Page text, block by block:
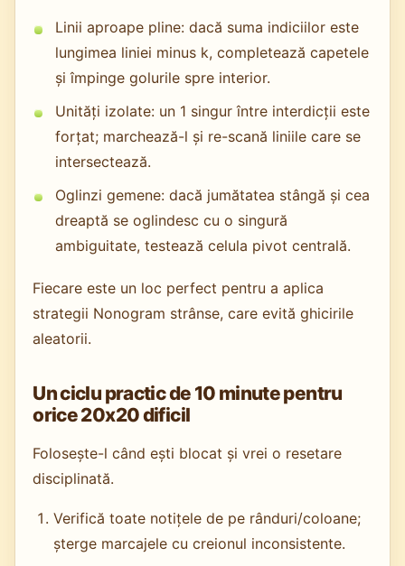
Linii aproape pline: dacă suma indiciilor este
lungimea liniei minus k, completează capetele
și împinge golurile spre interior.
Unități izolate: un 1 singur între interdicții este
forțat; marchează-l și re-scană liniile care se
intersectează.
Oglinzi gemene: dacă jumătatea stângă și cea
dreaptă se oglindesc cu o singură
ambiguitate, testează celula pivot centrală.
Fiecare este un loc perfect pentru a aplica
strategii Nonogram strânse, care evită ghicirile
aleatorii.
Un ciclu practic de 10 minute pentru
orice 20x20 dificil
Folosește-l când ești blocat și vrei o resetare
disciplinată.
Verifică toate notițele de pe rânduri/coloane;
șterge marcajele cu creionul inconsistente.